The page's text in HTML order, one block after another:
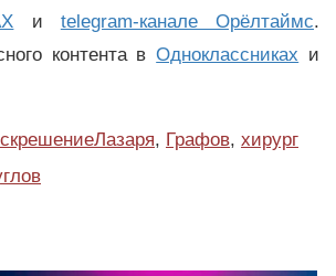
и telegram-канале Орёлтаймс.
контента вОдноклассниках и
, Графов, хирург